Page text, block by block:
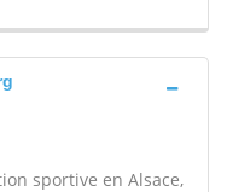
sportive en Alsace,